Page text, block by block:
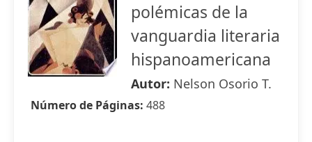
polémicas de la
vanguardia literaria
hispanoamericana
Autor: Nelson Osorio T.
Número de Páginas: 488